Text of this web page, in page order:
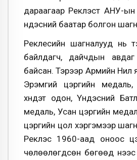
дараагаар Реклэст АНУ-
үндэсний баатар болгон
Реклесийн шагналууд нь
байлдагч, дайчдын авдаг
байсан. Тэрээр Армийн Нил
Эрэмгий цэргийн медаль,
хүндэт одон, Үндэсний
медаль, Усан цэргийн
цэргийн цол хэргэмээр
Реклэс 1960-аад оноос
чөлөөлөгдсөн бөгөөд